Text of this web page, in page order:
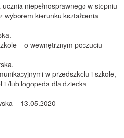
niepełnosprawnego w stopniu
wyborem kierunku kształcenia
– o wewnętrznym poczuciu
w przedszkolu i szkole,
i /lub logopeda dla dziecka
– 13.05.2020